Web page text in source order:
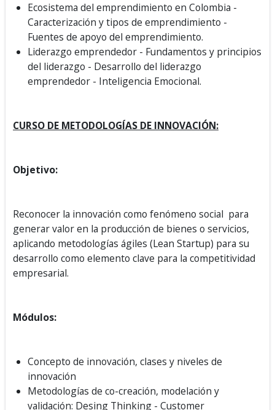
Ecosistema del emprendimiento en Colombia -
Caracterización y tipos de emprendimiento -
Fuentes de apoyo del emprendimiento.
Liderazgo emprendedor - Fundamentos y principios
del liderazgo - Desarrollo del liderazgo
emprendedor - Inteligencia Emocional.
CURSO DE METODOLOGÍAS DE INNOVACIÓN:
Objetivo:
Reconocer la innovación como fenómeno social para
generar valor en la producción de bienes o servicios,
aplicando metodologías ágiles (Lean Startup) para su
desarrollo como elemento clave para la competitividad
empresarial.
Módulos:
Concepto de innovación, clases y niveles de
innovación
Metodologías de co-creación, modelación y
validación: Desing Thinking - Customer